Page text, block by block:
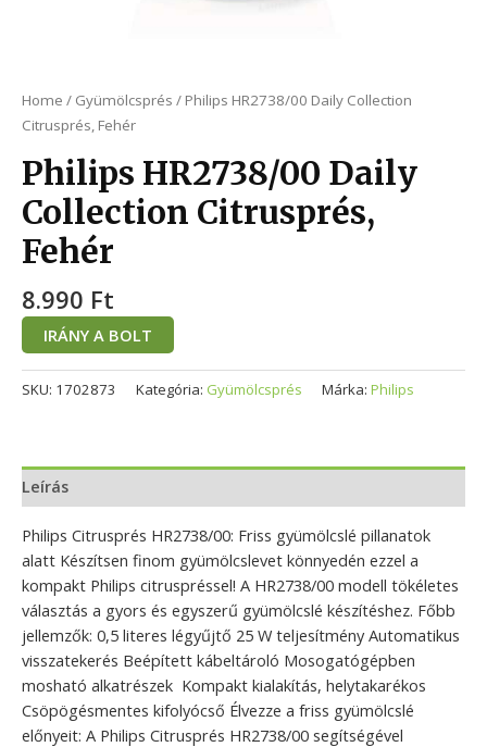
Home / Gyümölcsprés / Philips HR2738/00 Daily Collection
Citrusprés, Fehér
Philips HR2738/00 Daily
Collection Citrusprés,
Fehér
8.990 Ft
IRÁNY A BOLT
SKU: 1702873 Kategória: Gyümölcsprés Márka: Philips
Leírás
Philips Citrusprés HR2738/00: Friss gyümölcslé pillanatok
alatt Készítsen finom gyümölcslevet könnyedén ezzel a
kompakt Philips citruspréssel! A HR2738/00 modell tökéletes
választás a gyors és egyszerű gyümölcslé készítéshez. Főbb
jellemzők: 0,5 literes légyűjtő 25 W teljesítmény Automatikus
visszatekerés Beépített kábeltároló Mosogatógépben
mosható alkatrészek ️ Kompakt kialakítás, helytakarékos
Csöpögésmentes kifolyócső Élvezze a friss gyümölcslé
előnyeit: A Philips Citrusprés HR2738/00 segítségével